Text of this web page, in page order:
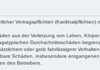
Vertragspflichten
aus der Verletzung von Leben,
Durchschnittsschäden
oder grob fahrlässigem
Schäden, insbesondere entgangenen
des Betreibers.